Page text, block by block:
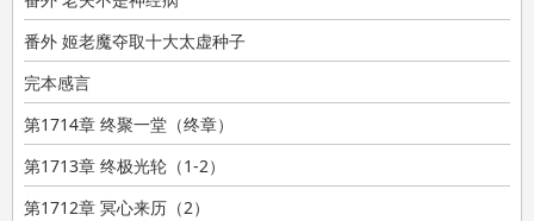
番外 姬老魔夺取十大太虚种子
完本感言
第1714章 终聚一堂（终章）
第1713章 终极光轮（1-2）
第1712章 冥心来历（2）